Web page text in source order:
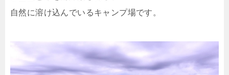
自然に溶け込んでいるキャンプ場です。